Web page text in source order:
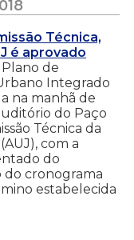
Técnica,
é aprovado
de
Integrado
na manhã de
do Paço
Técnica da
com a
do
do cronograma
estabelecida